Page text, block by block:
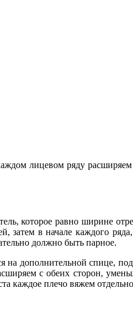
лицевом ряду
которое равно ширине
затем в начале каждого
должно быть парное.
дополнительной спице,
с обеих сторон,
каждое плечо вяжем